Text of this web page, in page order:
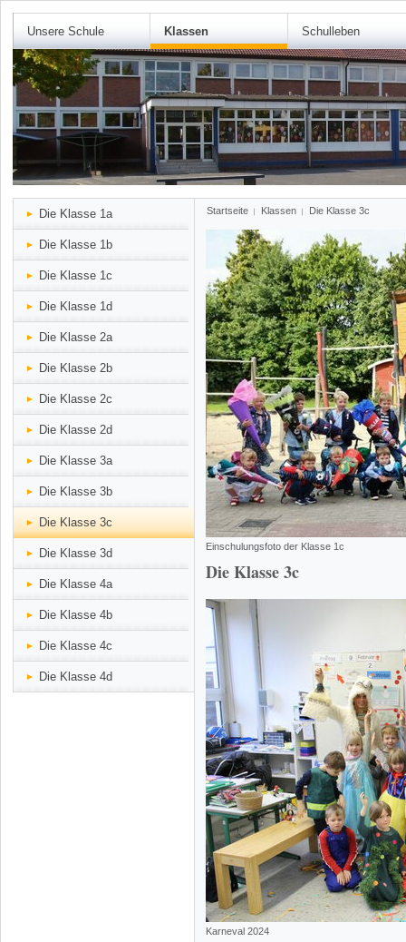
Unsere Schule Klassen Schulleben
Startseite Klassen Die Klasse 3c
Einschulungsfoto der Klasse 1c
Die Klasse 3c
Karneval 2024
Die Klasse 1a
Die Klasse 1b
Die Klasse 1c
Die Klasse 1d
Die Klasse 2a
Die Klasse 2b
Die Klasse 2c
Die Klasse 2d
Die Klasse 3a
Die Klasse 3b
Die Klasse 3c
Die Klasse 3d
Die Klasse 4a
Die Klasse 4b
Die Klasse 4c
Die Klasse 4d